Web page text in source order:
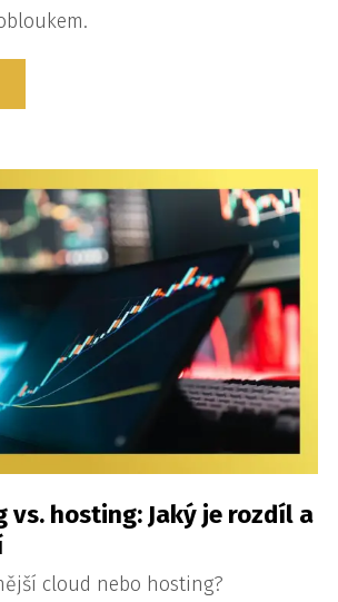
vs. hosting: Jaký je rozdíl a
cloud nebo hosting?